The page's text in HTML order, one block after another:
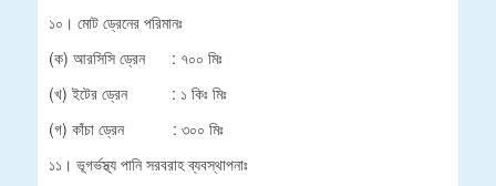
১০। মোট ড্রেনের পরিমানঃ
(ক) আরসিসি ড্রেন : ৭০০ মিঃ
(খ) ইটের ড্রেন : ১ কিঃ মিঃ
(গ) কাঁচা ড্রেন : ৩০০ মিঃ
১১। ভূগর্ভস্থ্য পানি সরবরাহ ব্যবস্থাপনাঃ